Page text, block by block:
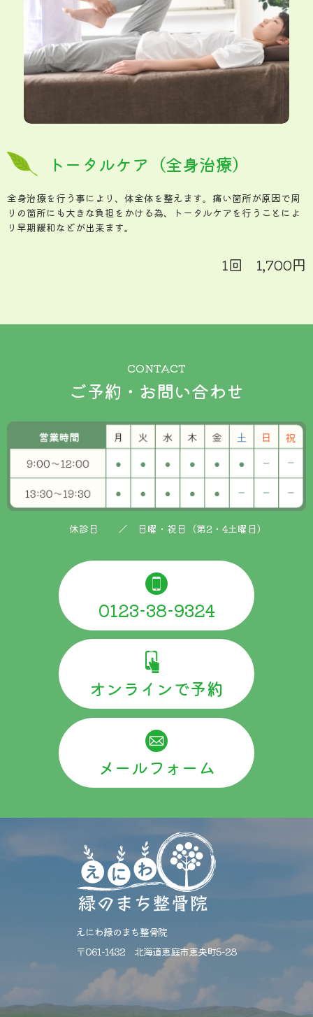
トータルケア（全身治療）
全身治療を行う事により、体全体を整えます。痛い箇所が原因で周
りの箇所にも大きな負担をかける為、トータルケアを行うことによ
り早期緩和などが出来ます。
1回 1,700円
CONTACT
ご予約・お問い合わせ
休診日 ／ 日曜・祝日（第2・4土曜日）
0123-38-9324
オンラインで予約
メールフォーム
えにわ緑のまち整骨院
〒061-1432 北海道恵庭市恵央町5-28